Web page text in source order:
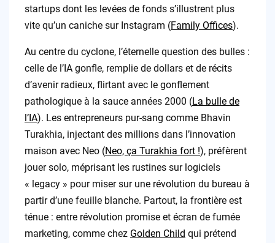
startups dont les levées de fonds s’illustrent plus
vite qu’un caniche sur Instagram (Family Offices).
Au centre du cyclone, l’éternelle question des bulles :
celle de l’IA gonfle, remplie de dollars et de récits
d’avenir radieux, flirtant avec le gonflement
pathologique à la sauce années 2000 (La bulle de
l’IA). Les entrepreneurs pur-sang comme Bhavin
Turakhia, injectant des millions dans l’innovation
maison avec Neo (Neo, ça Turakhia fort !), préfèrent
jouer solo, méprisant les rustines sur logiciels
« legacy » pour miser sur une révolution du bureau à
partir d’une feuille blanche. Partout, la frontière est
ténue : entre révolution promise et écran de fumée
marketing, comme chez Golden Child qui prétend